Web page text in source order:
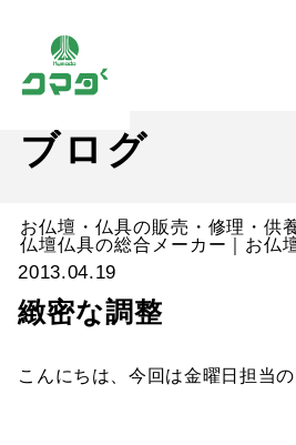
ブログ
お仏壇・仏具の販売・修理・供
仏壇仏具の総合メーカー｜お仏
2013.04.19
緻密な調整
こんにちは、今回は金曜日担当の